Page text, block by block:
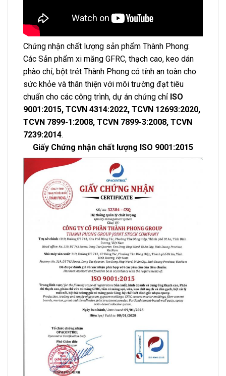
Chứng nhận chất lượng sản phẩm Thành Phong:
Các Sản phẩm xi măng GFRC, thạch cao, keo dán
phào chỉ, bột trét Thành Phong có tính an toàn cho
sức khỏe và thân thiện với môi trường đạt tiêu
chuẩn cho các công trình, dự án chứng chỉ ISO
9001:2015, TCVN 4314:2022, TCVN 12693:2020,
TCVN 7899-1:2008, TCVN 7899-3:2008, TCVN
7239:2014.
Giấy Chứng nhận chất lượng ISO 9001:2015